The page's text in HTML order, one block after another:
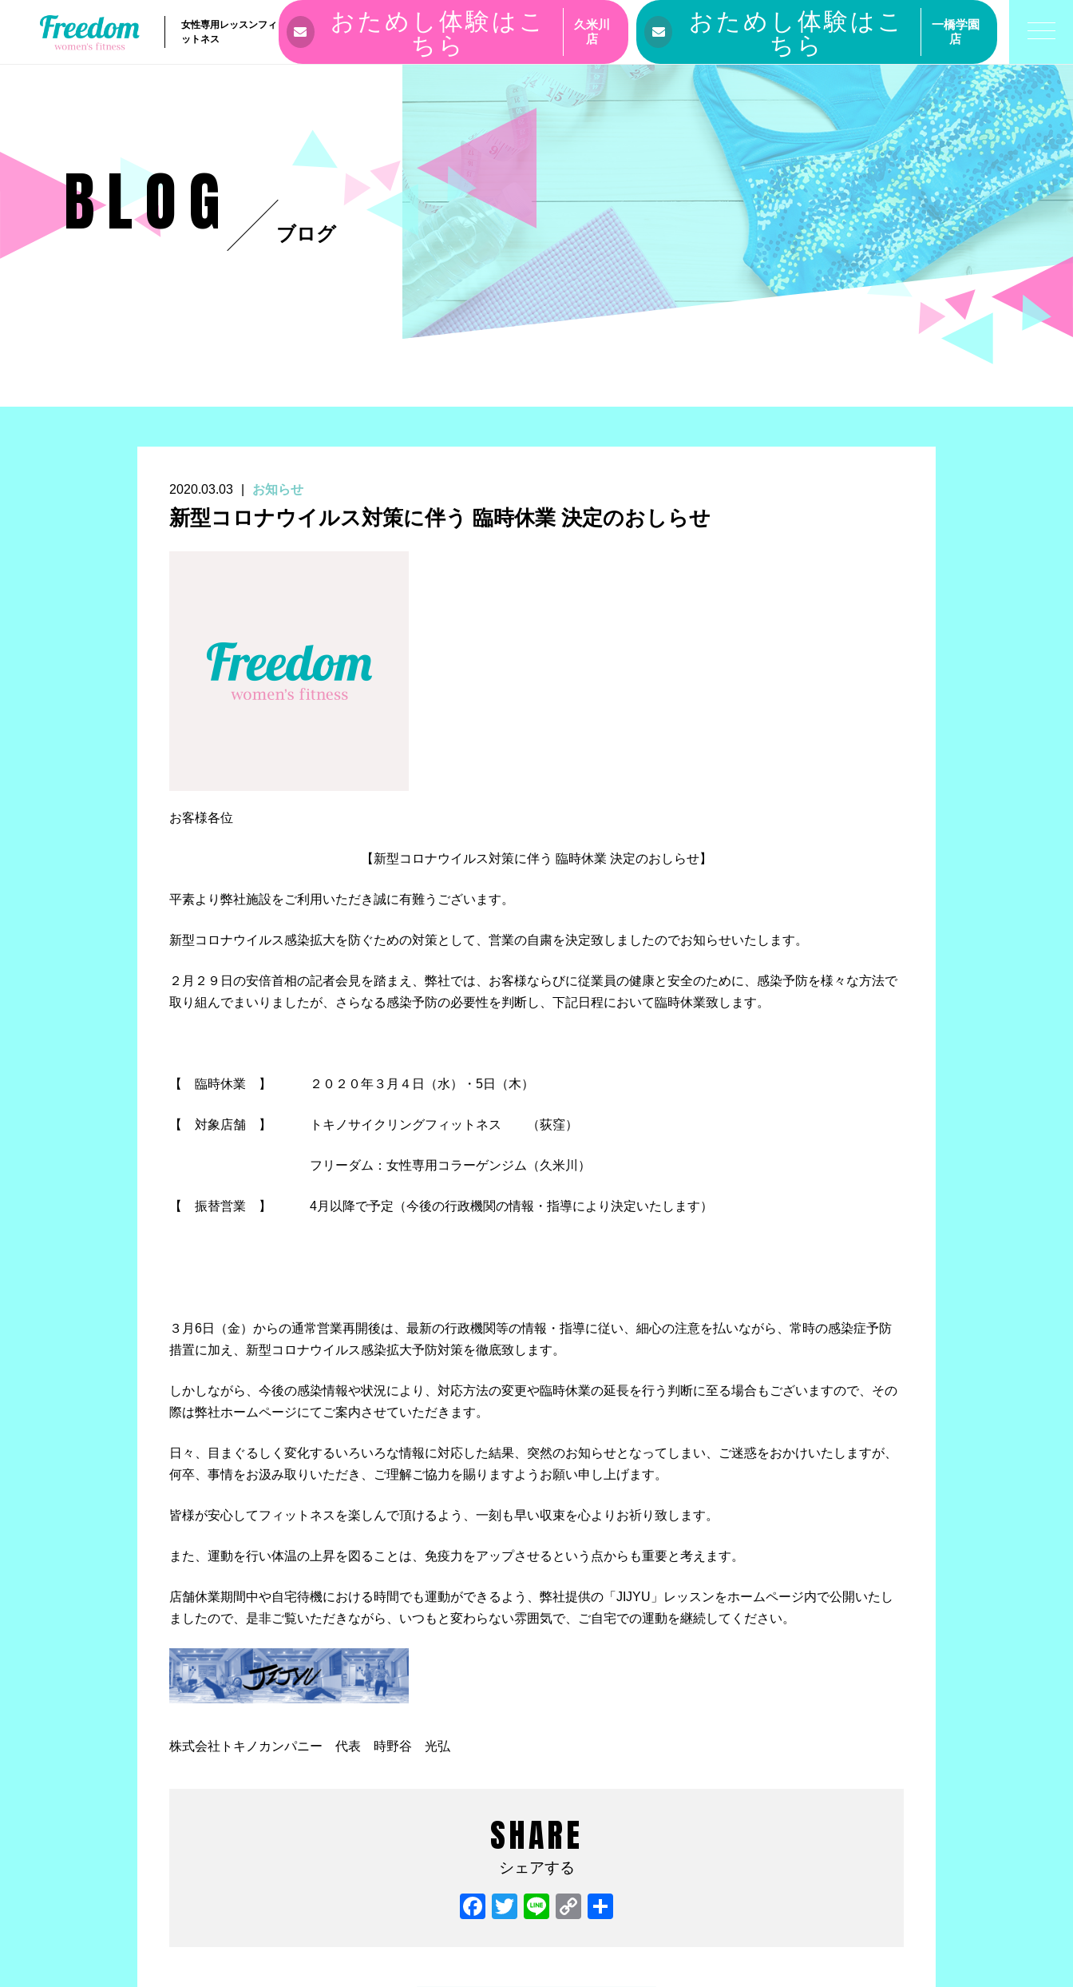
女性専用レッスンフィ
ットネス
おためし体験はこ
ちら
久米川
店
おためし体験はこ
ちら
一橋学園
店
BLOG ブログ
2020.03.03 お知らせ
新型コロナウイルス対策に伴う 臨時休業 決定のおしらせ
お客様各位
【新型コロナウイルス対策に伴う 臨時休業 決定のおしらせ】
平素より弊社施設をご利用いただき誠に有難うございます。
新型コロナウイルス感染拡大を防ぐための対策として、営業の自粛を決定致しましたのでお知らせいたします。
２月２９日の安倍首相の記者会見を踏まえ、弊社では、お客様ならびに従業員の健康と安全のために、感染予防を様々な方法で
取り組んでまいりましたが、さらなる感染予防の必要性を判断し、下記日程において臨時休業致します。
【 臨時休業 】 ２０２０年３月４日（水）・ 5日（木）
【 対象店舗 】 トキノサイクリングフィットネス （荻窪）
フリーダム：女性専用コラーゲンジム（久米川）
【 振替営業 】 4月以降で予定（今後の行政機関の情報・指導により決定いたします）
３月 6日（金）からの通常営業再開後は、最新の行政機関等の情報・指導に従い、細心の注意を払いながら、常時の感染症予防
措置に加え、新型コロナウイルス感染拡大予防対策を徹底致します。
しかしながら、今後の感染情報や状況により、対応方法の変更や臨時休業の延長を行う判断に至る場合もございますので、その
際は弊社ホームページにてご案内させていただきます。
日々、目まぐるしく変化するいろいろな情報に対応した結果、突然のお知らせとなってしまい、ご迷惑をおかけいたしますが、
何卒、事情をお汲み取りいただき、ご理解ご協力を賜りますようお願い申し上げます。
皆様が安心してフィットネスを楽しんで頂けるよう、一刻も早い収束を心よりお祈り致します。
また、運動を行い体温の上昇を図ることは、免疫力をアップさせるという点からも重要と考えます。
店舗休業期間中や自宅待機における時間でも運動ができるよう、弊社提供の「 JIJYU 」レッスンをホームページ内で公開いたし
ましたので、是非ご覧いただきながら、いつもと変わらない雰囲気で、ご自宅での運動を継続してください。
株式会社トキノカンパニー 代表 時野谷 光弘
SHARE
シェアする
Facebook
TwitterLineCopy